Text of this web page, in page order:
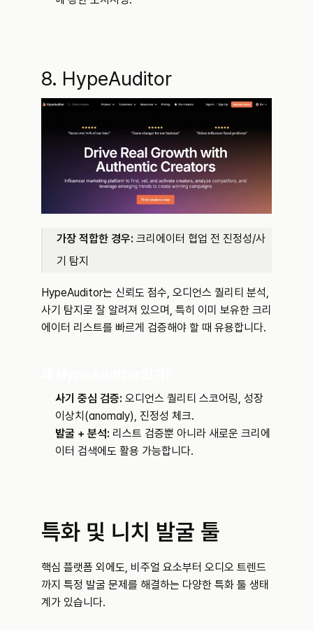
8. HypeAuditor
가장 적합한 경우: 크리에이터 협업 전 진정성/사
기 탐지
HypeAuditor는 신뢰도 점수, 오디언스 퀄리티 분석,
사기 탐지로 잘 알려져 있으며, 특히 이미 보유한 크리
에이터 리스트를 빠르게 검증해야 할 때 유용합니다.
사기 중심 검증: 오디언스 퀄리티 스코어링, 성장
이상치(anomaly), 진정성 체크.
발굴 + 분석: 리스트 검증뿐 아니라 새로운 크리에
이터 검색에도 활용 가능합니다.
특화 및 니치 발굴 툴
핵심 플랫폼 외에도, 비주얼 요소부터 오디오 트렌드
까지 특정 발굴 문제를 해결하는 다양한 특화 툴 생태
계가 있습니다.